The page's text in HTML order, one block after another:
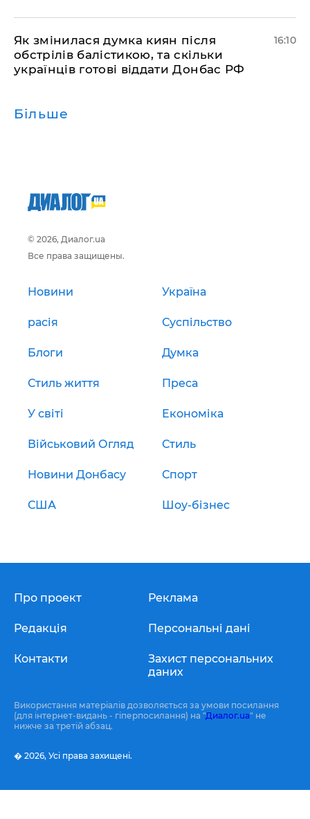
Як змінилася думка киян після
обстрілів балістикою, та скільки
українців готові віддати Донбас РФ
16:10
Більше
© 2026, Диалог.ua
Все права защищены.
Новини Україна
расія Суспільство
Блоги Думка
Стиль життя Преса
У світі Економіка
Військовий Огляд Стиль
Новини Донбасу Спорт
США Шоу-бізнес
Про проект
Редакція
Контакти
Реклама
Персональні дані
Захист персональних
даних
Використання матеріалів дозволяється за умови посилання
(для інтернет-видань - гіперпосилання) на "Диалог.ua" не
нижче за третій абзац.
� 2026, Усі права захищені.